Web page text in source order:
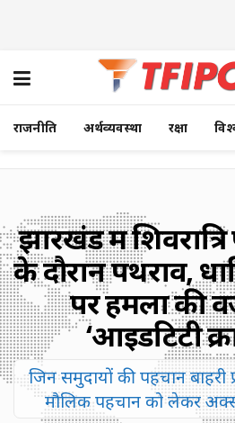
राजनीति अर्थव्यवस्था रक्षा
झारखंड में
के दौरान पथराव,
पर हमलों की
‘आइडेंटिटी
जिन समुदायों की पहचान बाहरी
मौलिक पहचान को लेकर